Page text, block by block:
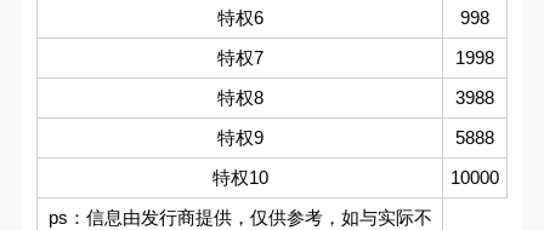
特权6
998
特权7
1998
特权8
3988
特权9
5888
特权10
10000
ps：信息由发行商提供，仅供参考，如与实际不